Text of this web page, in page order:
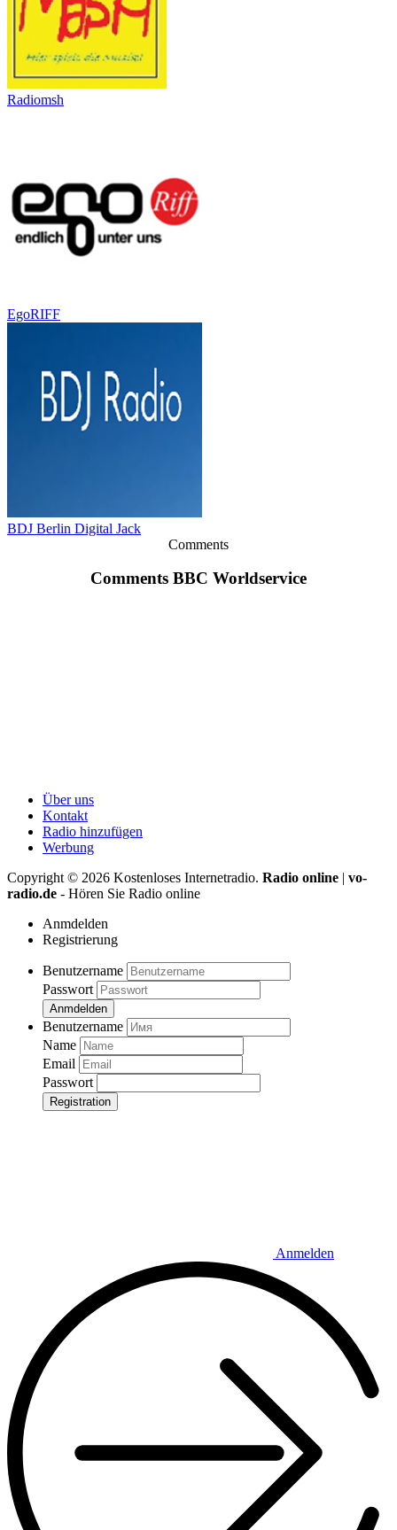
Radiomsh
EgoRIFF
BDJ Berlin Digital Jack
Comments
Comments BBC Worldservice
Über uns
Kontakt
Radio hinzufügen
Werbung
Copyright © 2026 Kostenloses Internetradio. Radio online | vo-
radio.de - Hören Sie Radio online
Anmdelden
Registrierung
Benutzername
Passwort
Anmdelden
Benutzername
Name
Email
Passwort
Registration
Anmelden